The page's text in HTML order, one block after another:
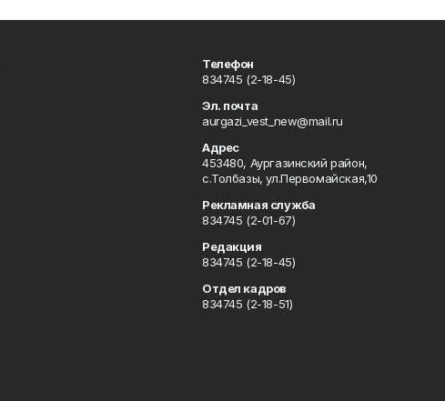
Телефон
834745 (2-18-45)
Эл. почта
aurgazi_vest_new@mail.ru
Адрес
453480, Аургазинский район,
с.Толбазы, ул.Первомайская,10
Рекламная служба
834745 (2-01-67)
Редакция
834745 (2-18-45)
Отдел кадров
834745 (2-18-51)